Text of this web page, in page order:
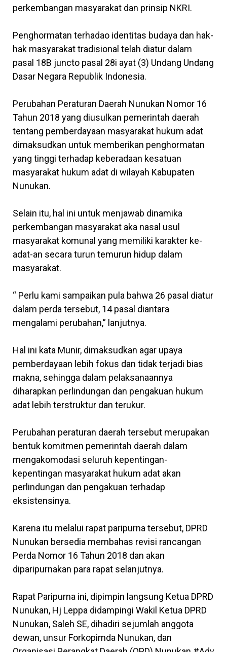
perkembangan masyarakat dan prinsip NKRI.
Penghormatan terhadao identitas budaya dan hak-
hak masyarakat tradisional telah diatur dalam
pasal 18B juncto pasal 28i ayat (3) Undang Undang
Dasar Negara Republik Indonesia.
Perubahan Peraturan Daerah Nunukan Nomor 16
Tahun 2018 yang diusulkan pemerintah daerah
tentang pemberdayaan masyarakat hukum adat
dimaksudkan untuk memberikan penghormatan
yang tinggi terhadap keberadaan kesatuan
masyarakat hukum adat di wilayah Kabupaten
Nunukan.
Selain itu, hal ini untuk menjawab dinamika
perkembangan masyarakat aka nasal usul
masyarakat komunal yang memiliki karakter ke-
adat-an secara turun temurun hidup dalam
masyarakat.
“ Perlu kami sampaikan pula bahwa 26 pasal diatur
dalam perda tersebut, 14 pasal diantara
mengalami perubahan,” lanjutnya.
Hal ini kata Munir, dimaksudkan agar upaya
pemberdayaan lebih fokus dan tidak terjadi bias
makna, sehingga dalam pelaksanaannya
diharapkan perlindungan dan pengakuan hukum
adat lebih terstruktur dan terukur.
Perubahan peraturan daerah tersebut merupakan
bentuk komitmen pemerintah daerah dalam
mengakomodasi seluruh kepentingan-
kepentingan masyarakat hukum adat akan
perlindungan dan pengakuan terhadap
eksistensinya.
Karena itu melalui rapat paripurna tersebut, DPRD
Nunukan bersedia membahas revisi rancangan
Perda Nomor 16 Tahun 2018 dan akan
diparipurnakan para rapat selanjutnya.
Rapat Paripurna ini, dipimpin langsung Ketua DPRD
Nunukan, Hj Leppa didampingi Wakil Ketua DPRD
Nunukan, Saleh SE, dihadiri sejumlah anggota
dewan, unsur Forkopimda Nunukan, dan